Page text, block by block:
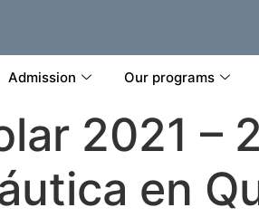
Admission Our programs
2021 –
en